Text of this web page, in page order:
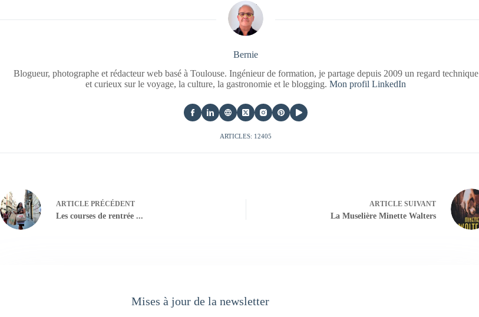
Bernie
Blogueur, photographe et rédacteur web basé à Toulouse. Ingénieur de formation, je partage depuis 2009 un regard technique
et curieux sur le voyage, la culture, la gastronomie et le blogging.Mon profil LinkedIn
ARTICLES: 12405
ARTICLE PRÉCÉDENT
Les courses de rentrée ...
ARTICLESUIVANT
La Muselière Minette Walters
Mises à jour de la newsletter